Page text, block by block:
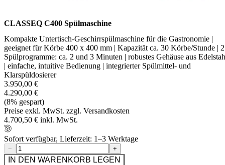
CLASSEQ C400 Spülmaschine
Kompakte Untertisch-Geschirrspülmaschine für die Gastronomie |
geeignet für Körbe 400 x 400 mm | Kapazität ca. 30 Körbe/Stunde | 2
Spülprogramme: ca. 2 und 3 Minuten | robustes Gehäuse aus
| einfache, intuitive Bedienung | integrierter Spülmittel- und
Klarspüldosierer
3.950,00 €
4.290,00 €
(8% gespart)
Preise exkl. MwSt. zzgl. Versandkosten
4.700,50 € inkl. MwSt.
Sofort verfügbar, Lieferzeit: 1–3 Werktage
− +
IN DEN WARENKORB LEGEN